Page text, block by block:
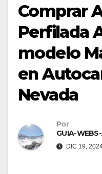
Comprar
Perfilada
modelo
en
Nevada
Por
GUIA-
DIC 19,